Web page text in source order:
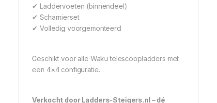
✔ Laddervoeten (binnendeel)
✔ Scharnierset
✔ Volledig voorgemonteerd
Geschikt voor alle Waku telescoopladders met
een 4×4 configuratie.
Verkocht door Ladders-Steigers.nl – dé